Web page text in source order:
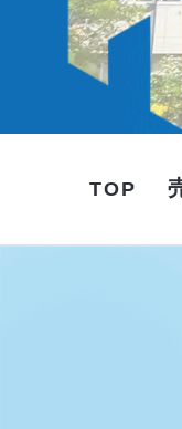
TOP